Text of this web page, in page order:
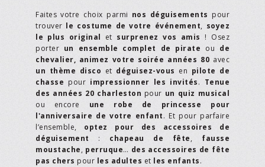
Faites votre choix parmi nos déguisements pour
trouver le costume de votre événement, soyez
le plus original et surprenez vos amis ! Osez
porter un ensemble complet de pirate ou de
chevalier, animez votre soirée années 80 avec
un thème disco et déguisez-vous en pilote de
chasse pour impressionner les invités. Tenue
des années 20 charleston pour un quiz musical
ou encore une robe de princesse pour
l'anniversaire de votre enfant. Et pour parfaire
l’ensemble, optez pour des accessoires de
déguisement : chapeau de fête, fausse
moustache, perruque… des accessoires de fête
pas chers pour les adultes et les enfants.